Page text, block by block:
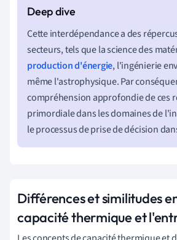
Cette interdépendance a des
secteurs, tels que la science des
production d'énergie, l'ingénierie
même l'astrophysique. Par
compréhension approfondie de ces
primordiale dans les domaines de
le processus de prise de décision
Différences et similitudes
capacité thermique et